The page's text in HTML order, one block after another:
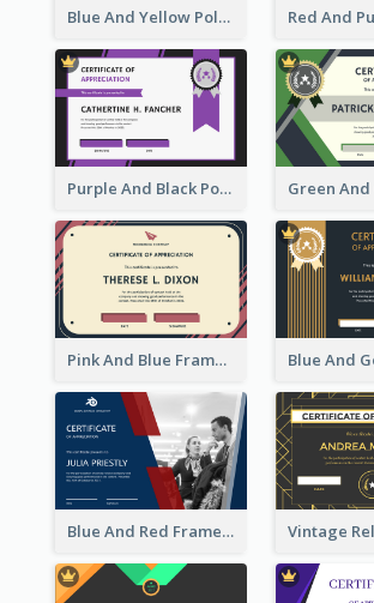
Blue And Yellow Polygon With Badge Certificate
Purple And Black Polygon Appreciation Certificate
Pink And Blue Frame Company Certificate
Blue And Red Frame With Photo Certificate